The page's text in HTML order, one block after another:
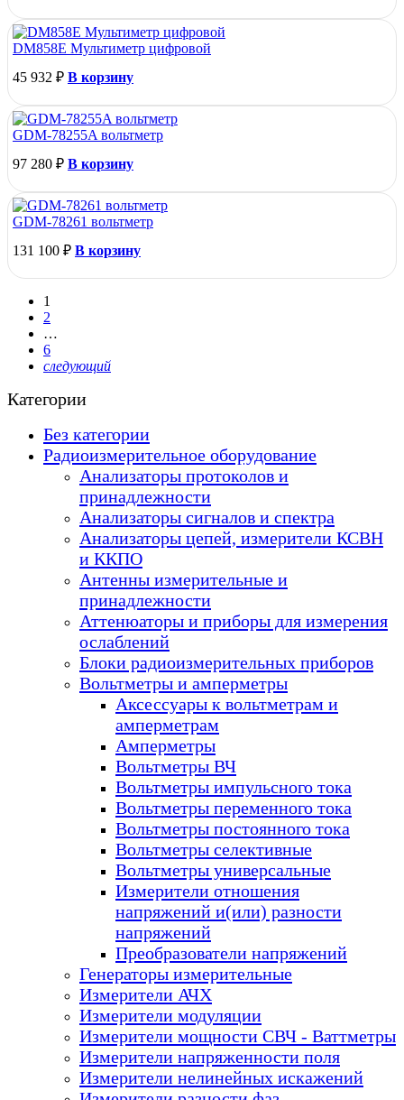
DM858E Мультиметр цифровой
45 932 ₽ В корзину
GDM-78255A вольтметр
97 280 ₽ В корзину
GDM-78261 вольтметр
131 100 ₽ В корзину
1
2
…
6
следующий
Категории
Без категории
Радиоизмерительное оборудование
Анализаторы протоколов и
принадлежности
Анализаторы сигналов и спектра
Анализаторы цепей, измерители КСВН
и ККПО
Антенны измерительные и
принадлежности
Аттенюаторы и приборы для измерения
ослаблений
Блоки радиоизмерительных приборов
Вольтметры и амперметры
Аксессуары к вольтметрам и
амперметрам
Амперметры
Вольтметры ВЧ
Вольтметры импульсного тока
Вольтметры переменного тока
Вольтметры постоянного тока
Вольтметры селективные
Вольтметры универсальные
Измерители отношения
напряжений и(или) разности
напряжений
Преобразователи напряжений
Генераторы измерительные
Измерители АЧХ
Измерители модуляции
Измерители мощности СВЧ - Ваттметры
Измерители напряженности поля
Измерители нелинейных искажений